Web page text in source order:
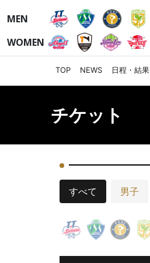
MEN
WOMEN
TOP NEWS 日程・結果
チケット
すべて 男子